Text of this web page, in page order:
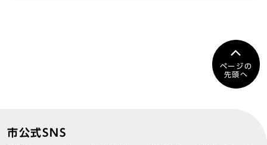
ページの
先頭へ
市公式SNS